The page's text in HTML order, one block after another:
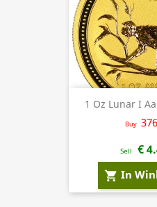
1 Oz Lunar I
Buy
Sell €
shopping_cart In